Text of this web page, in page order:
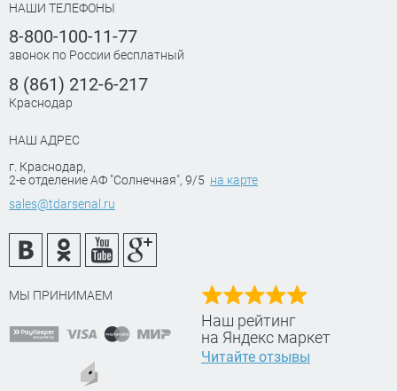
НАШИ ТЕЛЕФОНЫ
8-800-100-11-77
звонок по России бесплатный
8 (861) 212-6-217
Краснодар
НАШ АДРЕС
г. Краснодар,
2-е отделение АФ "Солнечная", 9/5 на карте
sales@tdarsenal.ru
МЫ ПРИНИМАЕМ
Наш рейтинг
на Яндекс маркет
Читайте отзывы